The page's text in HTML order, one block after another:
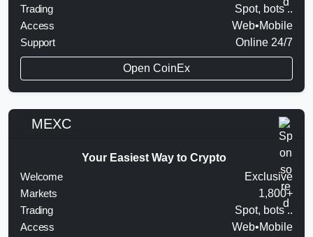
Trading
Spot, bots ..
Access
Web•Mobile
Support
Online 24/7
Open CoinEx
MEXC
Your Easiest Way to Crypto
Welcome
Exclusive
Markets
1,800+
Trading
Spot, bots ..
Access
Web•Mobile